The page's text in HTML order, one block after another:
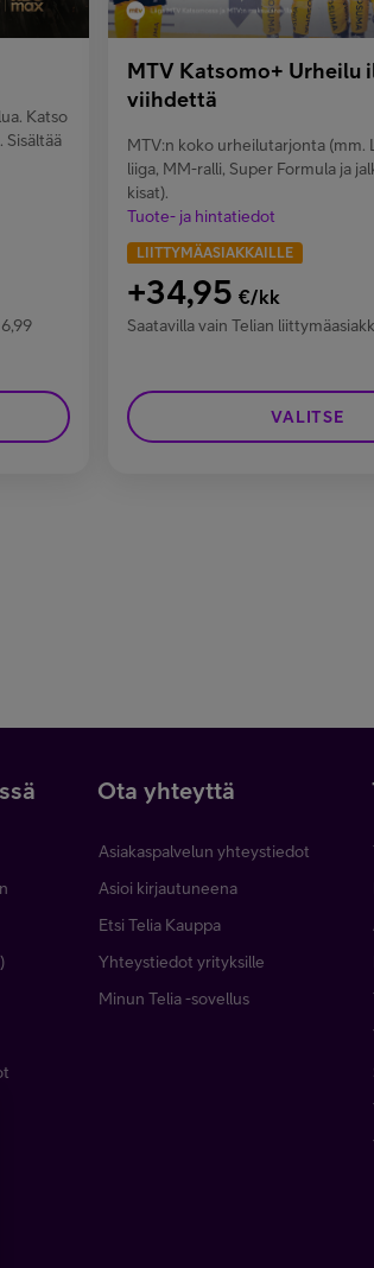
Katso
Sisältää
MTV Katsomo+ Urheilu
viihdettä
MTV:n koko urheilutarjonta (mm.
liiga, MM-ralli, Super Formula ja
kisat).
Tuote- ja hintatiedot
LIITTYMÄASIAKKAILLE
+34,95 €/kk
Saatavilla vain Telian
VALITSE
Ota yhteyttä
Asiakaspalvelun yhteystiedot
Asioi kirjautuneena
Etsi Telia Kauppa
Yhteystiedot yrityksille
Minun Telia -sovellus